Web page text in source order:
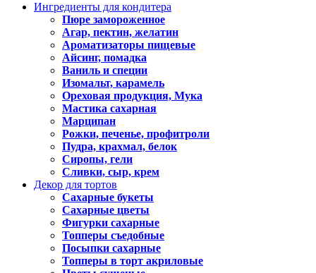
Ингредиенты для кондитера
Пюре замороженное
Агар, пектин, желатин
Ароматизаторы пищевые
Айсинг, помадка
Ваниль и специи
Изомальт, карамель
Ореховая продукция, Мука
Мастика сахарная
Марципан
Рожки, печенье, профитроли
Пудра, крахмал, белок
Сиропы, гели
Сливки, сыр, крем
Декор для тортов
Сахарные букеты
Сахарные цветы
Фигурки сахарные
Топперы съедобные
Посыпки сахарные
Топперы в торт акриловые